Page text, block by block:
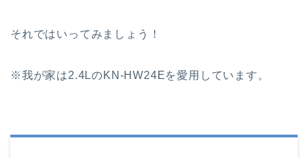
それではいってみましょう！
※我が家は2.4LのKN-HW24Eを愛用しています。